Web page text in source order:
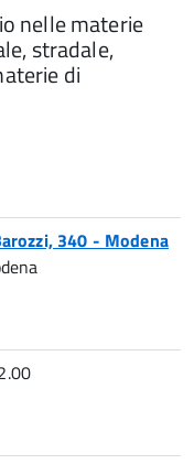
nelle materie
stradale,
di
340 - Modena